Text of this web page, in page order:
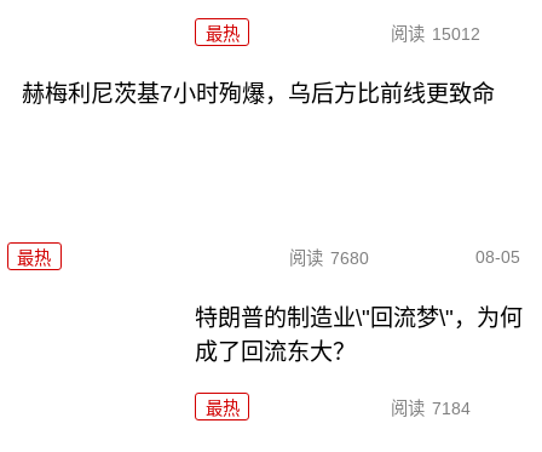
最热 阅读 15012
赫梅利尼茨基7小时殉爆，乌后方比前线更致命
最热 阅读 7680 08-05
特朗普的制造业\"回流梦\"，为何
成了回流东大？
最热 阅读 7184